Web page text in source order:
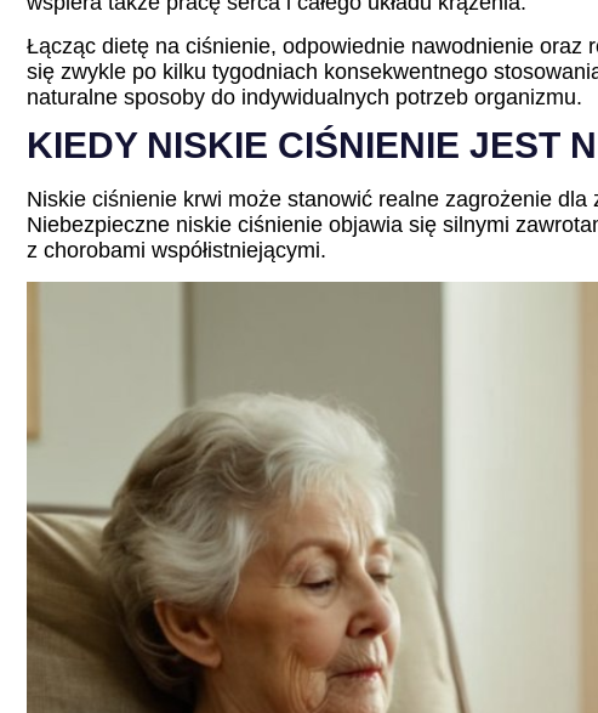
Łącząc dietę na ciśnienie, odpowiednie nawodnienie
się zwykle po kilku tygodniach konsekwentnego
naturalne sposoby do indywidualnych potrzeb organizmu.
KIEDY NISKIE CIŚNIENIE JEST
Niskie ciśnienie krwi może stanowić realne zagrożenie
Niebezpieczne niskie ciśnienie objawia się silnymi
z chorobami współistniejącymi.